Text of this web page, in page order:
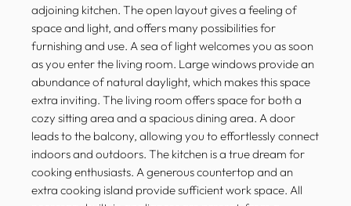
adjoining kitchen. The open layout gives a feeling of
space and light, and offers many possibilities for
furnishing and use. A sea of light welcomes you as soon
as you enter the living room. Large windows provide an
abundance of natural daylight, which makes this space
extra inviting. The living room offers space for both a
cozy sitting area and a spacious dining area. A door
leads to the balcony, allowing you to effortlessly connect
indoors and outdoors. The kitchen is a true dream for
cooking enthusiasts. A generous countertop and an
extra cooking island provide sufficient work space. All